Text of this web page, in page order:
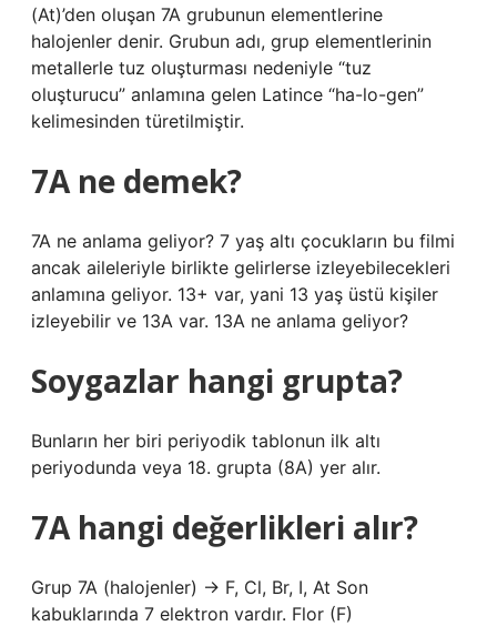
(At)’den oluşan 7A grubunun elementlerine
halojenler denir. Grubun adı, grup elementlerinin
metallerle tuz oluşturması nedeniyle “tuz
oluşturucu” anlamına gelen Latince “ha-lo-gen”
kelimesinden türetilmiştir.
7A ne demek?
7A ne anlama geliyor? 7 yaş altı çocukların bu filmi
ancak aileleriyle birlikte gelirlerse izleyebilecekleri
anlamına geliyor. 13+ var, yani 13 yaş üstü kişiler
izleyebilir ve 13A var. 13A ne anlama geliyor?
Soygazlar hangi grupta?
Bunların her biri periyodik tablonun ilk altı
periyodunda veya 18. grupta (8A) yer alır.
7A hangi değerlikleri alır?
Grup 7A (halojenler) → F, Cl, Br, I, At Son
kabuklarında 7 elektron vardır. Flor (F)